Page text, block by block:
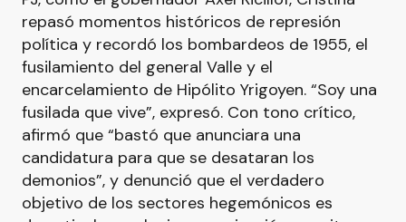
repasó momentos históricos de represión
política y recordó los bombardeos de 1955, el
fusilamiento del general Valle y el
encarcelamiento de Hipólito Yrigoyen. “Soy una
fusilada que vive”, expresó. Con tono crítico,
afirmó que “bastó que anunciara una
candidatura para que se desataran los
demonios”, y denunció que el verdadero
objetivo de los sectores hegemónicos es